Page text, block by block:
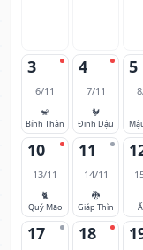
3
6/11
🐒
Bính Thân
4
7/11
🐓
Đinh Dậu
5
10
13/11
🐈
Quý Mão
11
14/11
🐉
Giáp Thìn
17 18